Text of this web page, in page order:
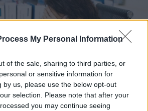
My Personal Information
of the sale, sharing to third parties, or
or sensitive information for
by us, please use the below opt-out
selection. Please note that after your
you may continue seeing